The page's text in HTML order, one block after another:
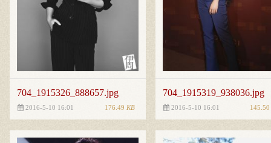
704_1915326_888657.jpg
2016-5-10 16:01 176.49 KB
704_1915319_938036.jpg
2016-5-10 16:01 145.50